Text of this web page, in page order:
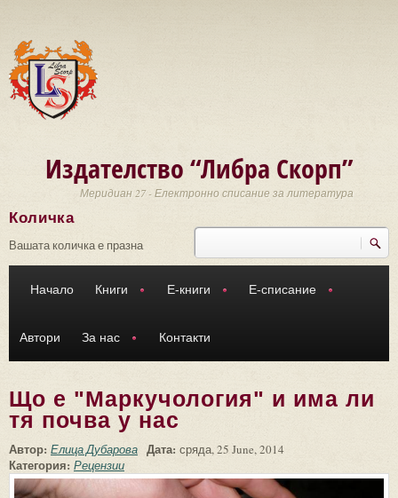
Издателство “Либра Скорп”
Меридиан 27 - Електронно списание за литература
Търси
Количка
Вашата количка е празна
Начало Книги Е-книги Е-списание
Автори За нас Контакти
Що е "Маркучология" и има ли
тя почва у нас
Автор: Елица Дубарова Дата: сряда, 25 June, 2014
Категория: Рецензии